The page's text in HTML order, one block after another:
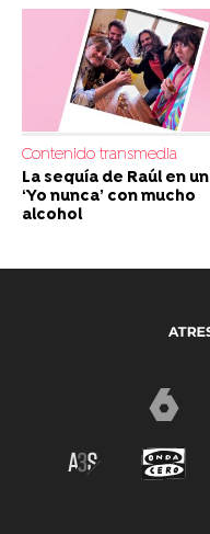
Contenido transmedia
La sequía de Raúl en un
‘Yo nunca’ con mucho
alcohol